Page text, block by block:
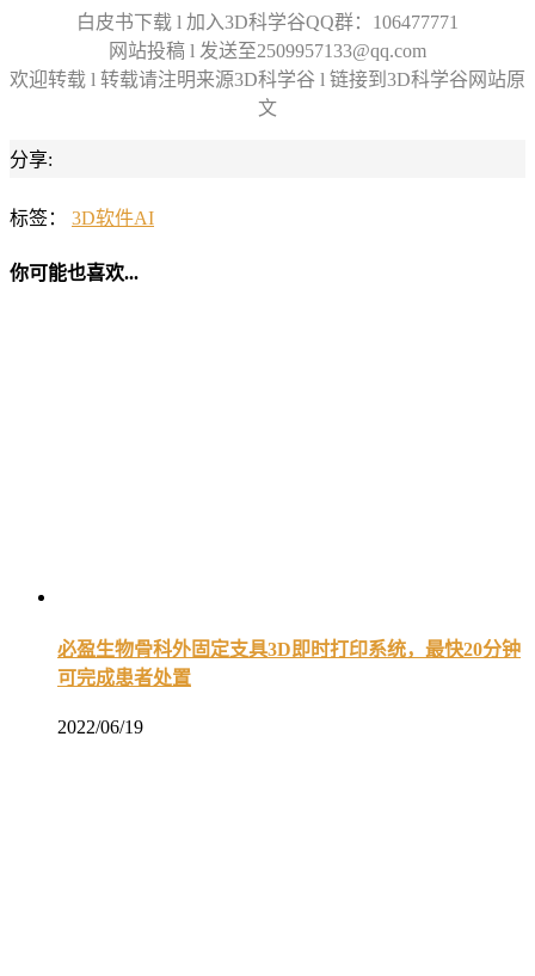
白皮书下载 l 加入3D科学谷QQ群：106477771
网站投稿 l 发送至2509957133@qq.com
欢迎转载 l 转载请注明来源3D科学谷 l 链接到3D科学谷网站原
文
分享:
标签： 3D软件AI
你可能也喜欢...
必盈生物骨科外固定支具3D即时打印系统，最快20分钟
可完成患者处置
2022/06/19